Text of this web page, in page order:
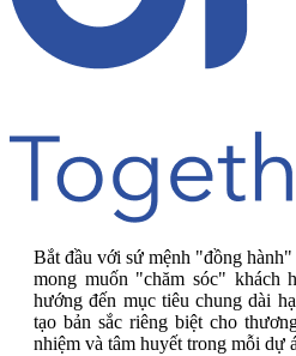
Bắt đầu với sứ mệnh "đồng
mong muốn "chăm sóc" khách
hướng đến mục tiêu chung dài
tạo bản sắc riêng biệt cho
nhiệm và tâm huyết trong mỗi dự